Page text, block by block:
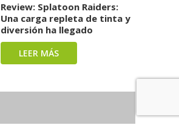
Review: Splatoon Raiders:
Una carga repleta de tinta y
diversión ha llegado
LEER MÁS